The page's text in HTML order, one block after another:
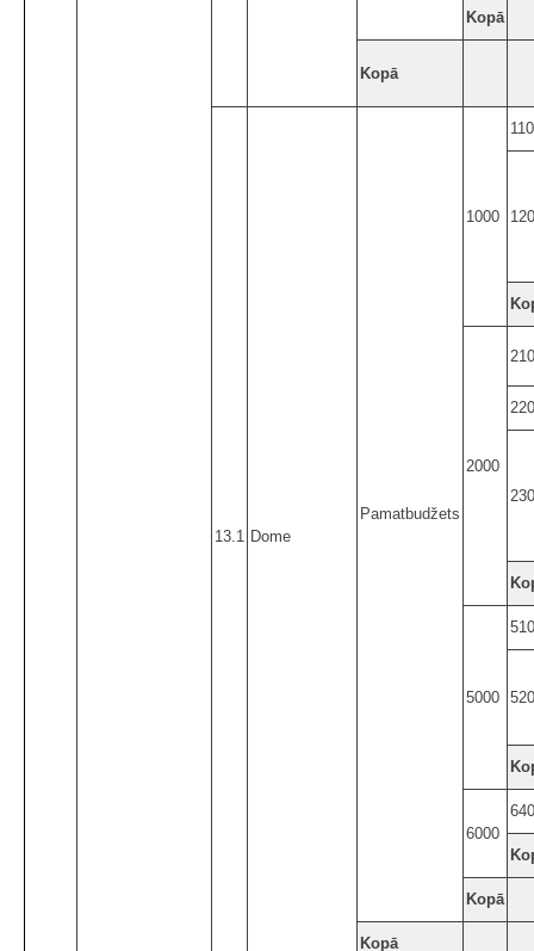
Kopā
Kopā
13.1 Dome
Pamatbudžets
1000
2000
5000
6000
Kopā
Kopā